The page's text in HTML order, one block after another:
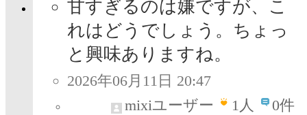
甘すぎるのは嫌ですが、こ
れはどうでしょう。ちょっ
と興味ありますね。
2026年06月11日 20:47
mixiユーザー
1人 0件